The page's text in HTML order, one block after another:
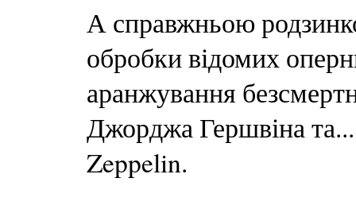
А справжньою
обробки відомих
аранжування
Джорджа Гершвіна
Zeppelin.